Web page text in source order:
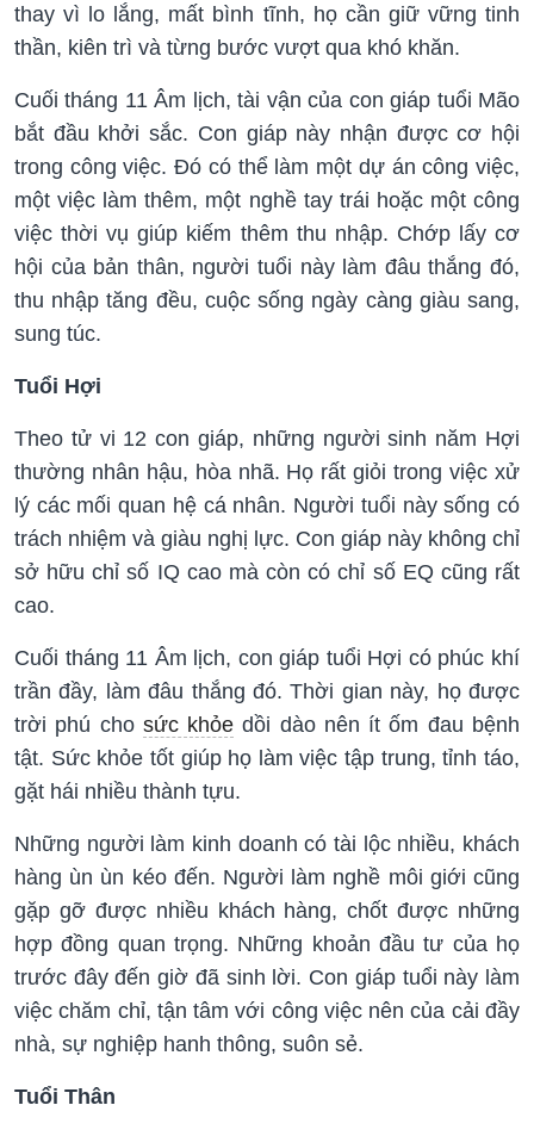
thay vì lo lắng, mất bình tĩnh, họ cần giữ vững tinh
thần, kiên trì và từng bước vượt qua khó khăn.
Cuối tháng 11 Âm lịch, tài vận của con giáp tuổi Mão
bắt đầu khởi sắc. Con giáp này nhận được cơ hội
trong công việc. Đó có thể làm một dự án công việc,
một việc làm thêm, một nghề tay trái hoặc một công
việc thời vụ giúp kiếm thêm thu nhập. Chớp lấy cơ
hội của bản thân, người tuổi này làm đâu thắng đó,
thu nhập tăng đều, cuộc sống ngày càng giàu sang,
sung túc.
Tuổi Hợi
Theo tử vi 12 con giáp, những người sinh năm Hợi
thường nhân hậu, hòa nhã. Họ rất giỏi trong việc xử
lý các mối quan hệ cá nhân. Người tuổi này sống có
trách nhiệm và giàu nghị lực. Con giáp này không chỉ
sở hữu chỉ số IQ cao mà còn có chỉ số EQ cũng rất
cao.
Cuối tháng 11 Âm lịch, con giáp tuổi Hợi có phúc khí
trần đầy, làm đâu thắng đó. Thời gian này, họ được
trời phú cho sức khỏe dồi dào nên ít ốm đau bệnh
tật. Sức khỏe tốt giúp họ làm việc tập trung, tỉnh táo,
gặt hái nhiều thành tựu.
Những người làm kinh doanh có tài lộc nhiều, khách
hàng ùn ùn kéo đến. Người làm nghề môi giới cũng
gặp gỡ được nhiều khách hàng, chốt được những
hợp đồng quan trọng. Những khoản đầu tư của họ
trước đây đến giờ đã sinh lời. Con giáp tuổi này làm
việc chăm chỉ, tận tâm với công việc nên của cải đầy
nhà, sự nghiệp hanh thông, suôn sẻ.
Tuổi Thân